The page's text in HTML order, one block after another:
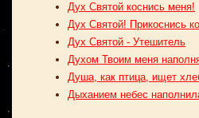
Дух Святой коснись меня!
Дух Святой! Прикоснись
Дух Святой - Утешитель
Духом Твоим меня
Душа, как птица, ищет
Дыханием небес